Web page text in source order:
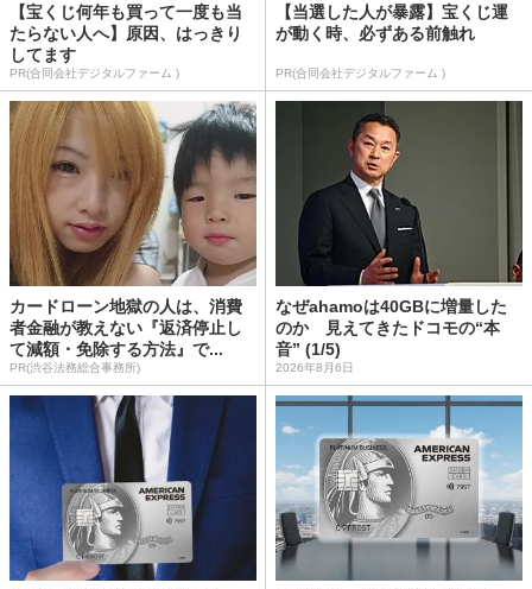
【宝くじ何年も買って一度も当
たらない人へ】原因、はっきり
してます
PR(合同会社デジタルファーム )
【当選した人が暴露】宝くじ運
が動く時、必ずある前触れ
PR(合同会社デジタルファーム )
カードローン地獄の人は、消費
者金融が教えない『返済停止し
て減額・免除する方法』で...
PR(渋谷法務総合事務所)
なぜahamoは40GBに増量した
のか 見えてきたドコモの“本
音” (1/5)
2026年8月6日